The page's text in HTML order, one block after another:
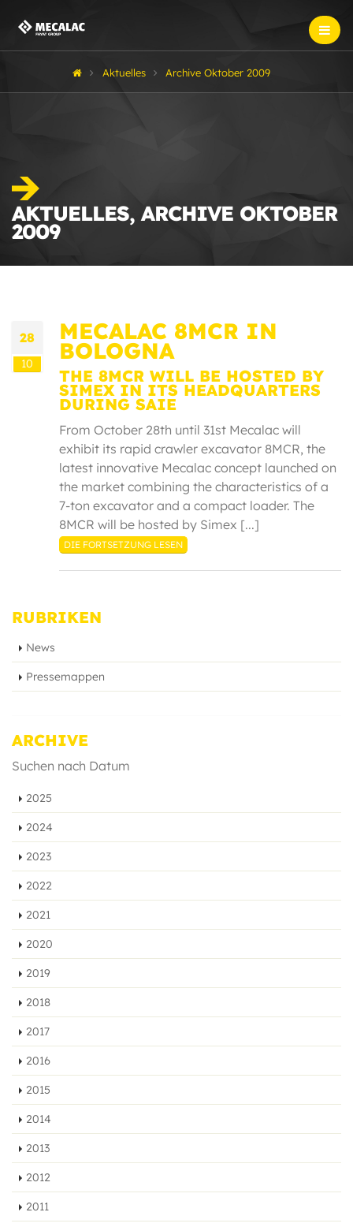
Aktuelles Archive Oktober 2009
AKTUELLES, ARCHIVE OKTOBER
2009
28
10
MECALAC 8MCR IN
BOLOGNA
THE 8MCR WILL BE HOSTED BY
SIMEX IN ITS HEADQUARTERS
DURING SAIE
From October 28th until 31st Mecalac will
exhibit its rapid crawler excavator 8MCR, the
latest innovative Mecalac concept launched on
the market combining the characteristics of a
7-ton excavator and a compact loader. The
8MCR will be hosted by Simex [...]
DIE FORTSETZUNG LESEN
RUBRIKEN
News
Pressemappen
ARCHIVE
Suchen nach Datum
2025
2024
2023
2022
2021
2020
2019
2018
2017
2016
2015
2014
2013
2012
2011